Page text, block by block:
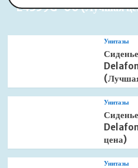
E4359G-00 (Лучшая
Унитазы
Унитазы
цена)
Унитазы